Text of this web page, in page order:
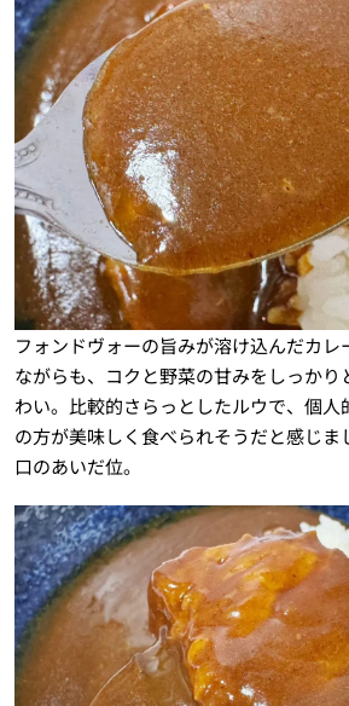
フォンドヴォーの旨みが溶け込んだカレ
ながらも、コクと野菜の甘みをしっか
わい。比較的さらっとしたルウで、個
の方が美味しく食べられそうだと感じ
口のあいだ位。